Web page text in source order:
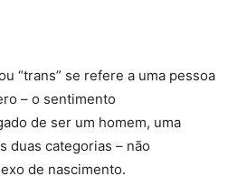
“trans” se refere a uma pessoa
– o sentimento
de ser um homem, uma
duas categorias – não
de nascimento.